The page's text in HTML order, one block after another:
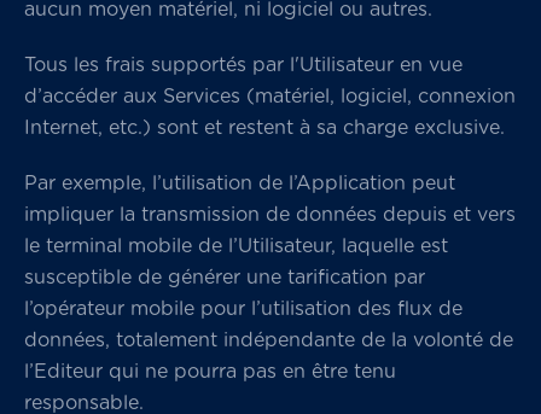
aucun moyen matériel, ni logiciel ou autres.
Tous les frais supportés par l'Utilisateur en vue
d’accéder aux Services (matériel, logiciel, connexion
Internet, etc.) sont et restent à sa charge exclusive.
Par exemple, l’utilisation de l’Application peut
impliquer la transmission de données depuis et vers
le terminal mobile de l’Utilisateur, laquelle est
susceptible de générer une tarification par
l’opérateur mobile pour l’utilisation des flux de
données, totalement indépendante de la volonté de
l’Editeur qui ne pourra pas en être tenu
responsable.